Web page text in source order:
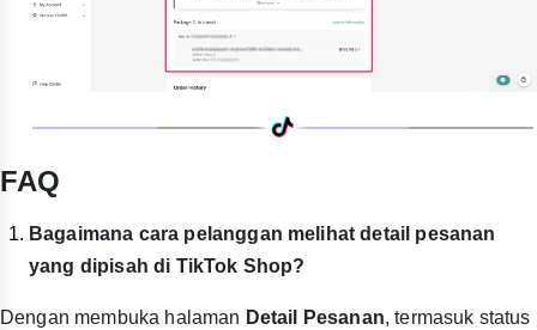
FAQ
Bagaimana cara pelanggan melihat detail pesanan
yang dipisah di TikTok Shop?
Dengan membuka halaman Detail Pesanan, termasuk status